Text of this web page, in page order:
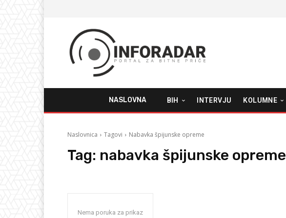
NASLOVNA BIH INTERVJU KOLUMNE
Naslovnica Tagovi Nabavka špijunske opreme
Tag: nabavka špijunske opreme
Nema poruka za prikaz